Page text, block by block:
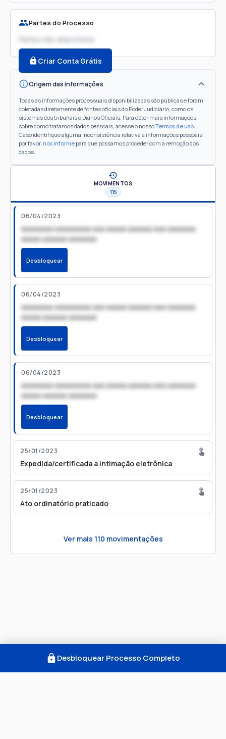
Partes do Processo
Partes não disponíveis
Criar Conta Grátis
Origem das informações
Todas as informações processuais disponibilizadas são públicas e foram
coletadas diretamente de fontes oficiais do Poder Judiciário, como os
sistemas dos tribunais e Diários Oficiais. Para obter mais informações
sobre como tratamos dados pessoais, acesse o nossoTermos de uso.
Caso identifique alguma inconsistência relativa a informações pessoais,
por favor, nos informe para que possamos proceder com a remoção dos
dados.
MOVIMENTOS
115
06/04/2023
xxxxxxxx xxxxxxxxx xxx xxxxx xxxxxx xxx xxxxxxx
xxxxx xxxxxx xxxxxxx
Desbloquear
06/04/2023
xxxxxxxx xxxxxxxxx xxx xxxxx xxxxxx xxx xxxxxxx
xxxxx xxxxxx xxxxxxx
Desbloquear
06/04/2023
xxxxxxxx xxxxxxxxx xxx xxxxx xxxxxx xxx xxxxxxx
xxxxx xxxxxx xxxxxxx
Desbloquear
25/01/2023
Expedida/certificada a intimação eletrônica
25/01/2023
Ato ordinatório praticado
Ver mais 110 movimentações
Desbloquear Processo Completo